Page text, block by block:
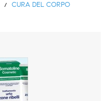
CURA DEL CORPO